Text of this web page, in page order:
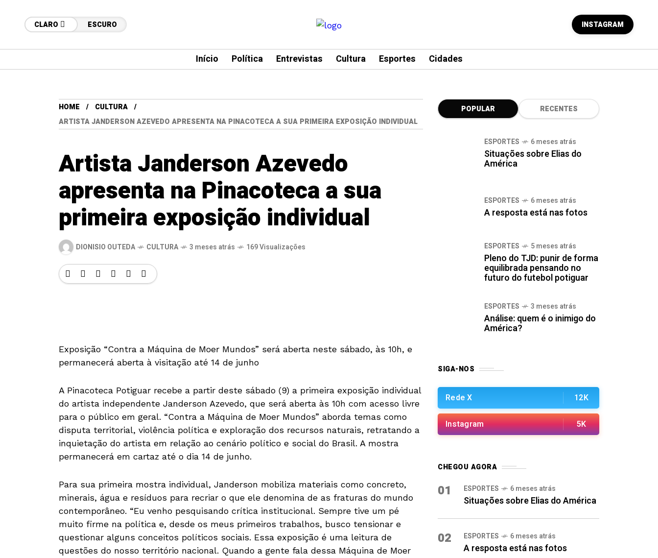
CLARO ESCURO INSTAGRAM
Início Política Entrevistas Cultura Esportes Cidades
HOME
CULTURA
ARTISTA JANDERSON AZEVEDO APRESENTA NA PINACOTECA A SUA PRIMEIRA EXPOSIÇÃO INDIVIDUAL
Artista Janderson Azevedo
apresenta na Pinacoteca a sua
primeira exposição individual
DIONISIO OUTEDA CULTURA 3 meses atrás 169 Visualizações
Exposição “Contra a Máquina de Moer Mundos” será aberta neste sábado, às 10h, e
permanecerá aberta à visitação até 14 de junho
A Pinacoteca Potiguar recebe a partir deste sábado (9) a primeira exposição individual
do artista independente Janderson Azevedo, que será aberta às 10h com acesso livre
para o público em geral. “Contra a Máquina de Moer Mundos” aborda temas como
disputa territorial, violência política e exploração dos recursos naturais, retratando a
inquietação do artista em relação ao cenário político e social do Brasil. A mostra
permanecerá em cartaz até o dia 14 de junho.
Para sua primeira mostra individual, Janderson mobiliza materiais como concreto,
minerais, água e resíduos para recriar o que ele denomina de as fraturas do mundo
contemporâneo. “Eu venho pesquisando crítica institucional. Sempre tive um pé
muito firme na política e, desde os meus primeiros trabalhos, busco tensionar e
questionar alguns conceitos políticos sociais. Essa exposição é uma leitura de
questões do nosso território nacional. Quando a gente fala dessa Máquina de Moer
POPULAR RECENTES
ESPORTES 6 meses atrás
Situações sobre Elias do
América
ESPORTES 6 meses atrás
A resposta está nas fotos
ESPORTES 5 meses atrás
Pleno do TJD: punir de forma
equilibrada pensando no
futuro do futebol potiguar
ESPORTES 3 meses atrás
Análise: quem é o inimigo do
América?
SIGA-NOS
Rede X 12K
Instagram 5K
CHEGOU AGORA
01 ESPORTES 6 meses atrás
Situações sobre Elias do América
02 ESPORTES 6 meses atrás
A resposta está nas fotos